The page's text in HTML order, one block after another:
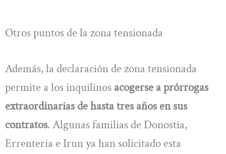
Otros puntos de la zona tensionada
Además, la declaración de zona tensionada
permite a los inquilinos acogerse a prórrogas
extraordinarias de hasta tres años en sus
contratos. Algunas familias de Donostia,
Errenteria e Irun ya han solicitado esta